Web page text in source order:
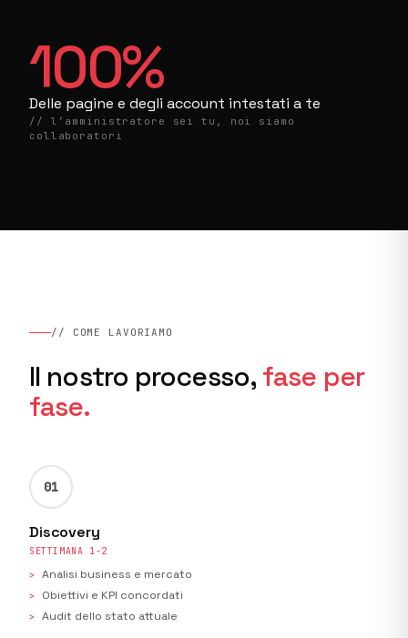
100%
Delle pagine e degli account intestati a te
// l’amministratore sei tu, noi siamo
collaboratori
// COME LAVORIAMO
Il nostro processo, fase per
fase.
01
Discovery
SETTIMANA 1-2
Analisi business e mercato
Obiettivi e KPI concordati
Audit dello stato attuale